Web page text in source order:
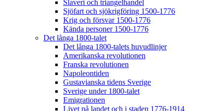
Slaveri och triangelhandel
Sjöfart och sjökrigföring 1500-1776
Krig och försvar 1500-1776
Kända personer 1500-1776
Det långa 1800-talet
Det långa 1800-talets huvudlinjer
Amerikanska revolutionen
Franska revolutionen
Napoleontiden
Gustavianska tidens Sverige
Sverige under 1800-talet
Emigrationen
Livet på landet och i staden 1776-1914